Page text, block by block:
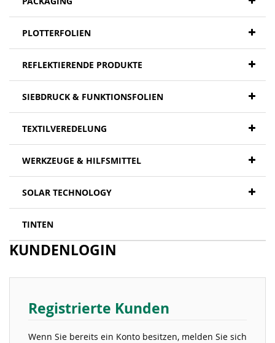
PLOTTERFOLIEN
REFLEKTIERENDE PRODUKTE
SIEBDRUCK & FUNKTIONSFOLIEN
TEXTILVEREDELUNG
WERKZEUGE & HILFSMITTEL
SOLAR TECHNOLOGY
TINTEN
KUNDENLOGIN
Registrierte Kunden
Wenn Sie bereits ein Konto besitzen, melden Sie sich